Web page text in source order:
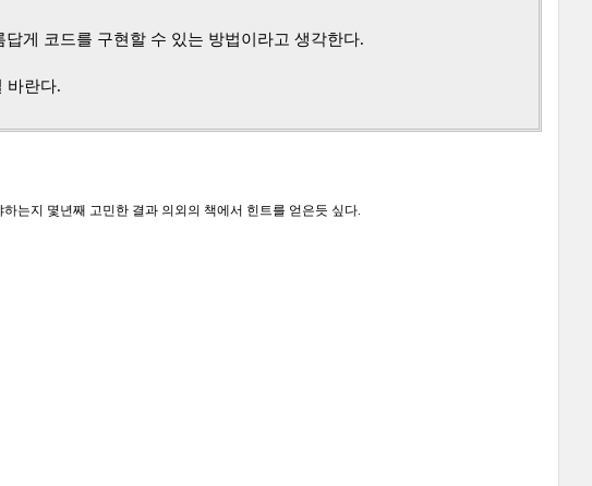
게 코드를 구현할 수 있는 방법이라고 생각한다.
바란다.
는지 몇년째 고민한 결과 의외의 책에서 힌트를 얻은듯 싶다.